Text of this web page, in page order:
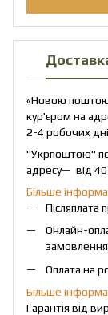
«Новою
кур'єром на
2-4 робочих
"Укрпоштою" по
адресу— від 40
Більше
Післяплата
Онлайн-
замовлення
Оплата на
Більше
Гарантія від